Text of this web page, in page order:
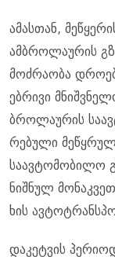
ამას­თან,
ამ­ბრო­ლა­უ­რის
მოძ­რა­ო­ბა
ებ­რი­ვი
ბრო­ლა­უ­რის
რე­ბუ­ლი
სა­ავ­ტო­მო­ბი­ლო
ნიშ­ნულ
ხის
და­კეტვის